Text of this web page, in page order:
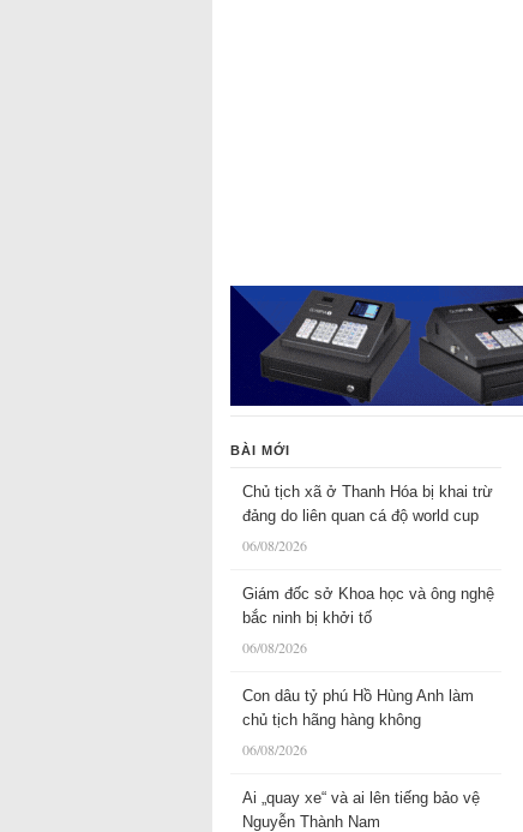
BÀI MỚI
Chủ tịch xã ở Thanh Hóa bị khai trừ
đảng do liên quan cá độ world cup
06/08/2026
Giám đốc sở Khoa học và ông nghệ
bắc ninh bị khởi tố
06/08/2026
Con dâu tỷ phú Hồ Hùng Anh làm
chủ tịch hãng hàng không
06/08/2026
Ai „quay xe“ và ai lên tiếng bảo vệ
Nguyễn Thành Nam